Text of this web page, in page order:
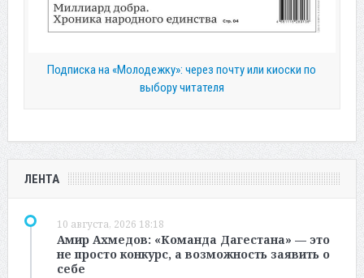
Подписка на «Молодежку»: через почту или киоски по
выбору читателя
ЛЕНТА
10 августа, 2026 18:18
Амир Ахмедов: «Команда Дагестана» — это
не просто конкурс, а возможность заявить о
себе